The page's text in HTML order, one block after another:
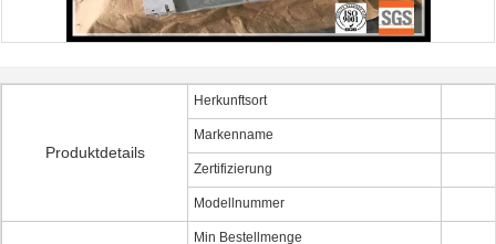
Produktdetails
Herkunftsort
Markenname
Zertifizierung
Modellnummer
Min Bestellmenge